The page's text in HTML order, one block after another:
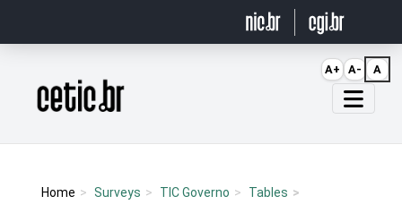
Página inicial
Home Surveys TIC Governo Tables
A+ A- A